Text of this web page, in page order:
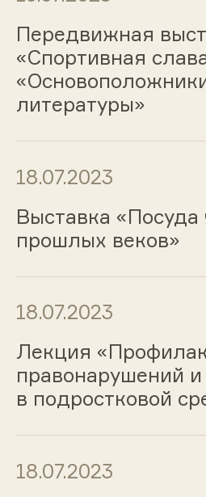
Передвижная
«Спортивная
литературы»
18.07.2023
Выставка «Посуда
прошлых веков»
18.07.2023
Лекция
правонарушений и
в подростковой
18.07.2023